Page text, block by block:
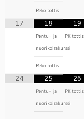
Peko tottis
17 18
Pentu- ja
nuorikoirakurssi
Peko tottis
19
PK tottis
24 25
Pentu- ja
nuorikoirakurssi
26
PK tottis